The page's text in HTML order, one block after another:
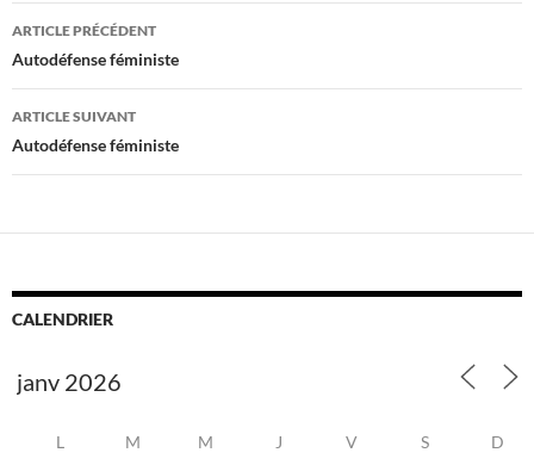
Navigation
des
articles
ARTICLE PRÉCÉDENT
Autodéfense féministe
ARTICLE SUIVANT
Autodéfense féministe
CALENDRIER
L M M J V S D